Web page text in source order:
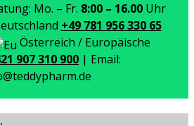
Mo. – Fr. 8:00 – 16.00Uhr
+49 781 956 330 65
Österreich / Europäische
907 310 900 | Email: